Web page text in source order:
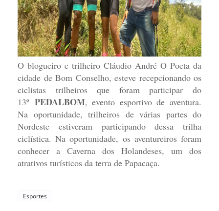
O blogueiro e trilheiro Cláudio André O Poeta da
cidade de Bom Conselho, esteve recepcionando os
ciclistas trilheiros que foram participar do
13º PEDALBOM, evento esportivo de aventura.
Na oportunidade, trilheiros de várias partes do
Nordeste estiveram participando dessa trilha
ciclística. Na oportunidade, os aventureiros foram
conhecer a Caverna dos Holandeses, um dos
atrativos turísticos da terra de Papacaça.
Esportes